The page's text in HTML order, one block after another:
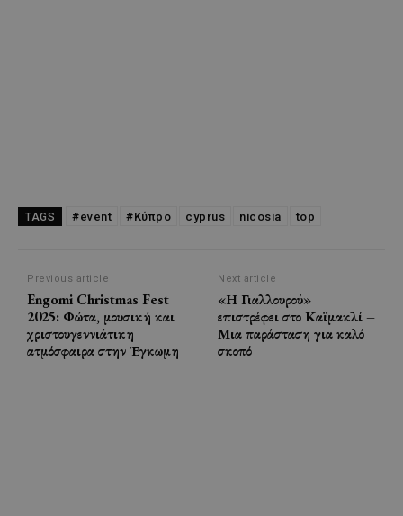
TAGS #event #Κύπρο cyprus nicosia top
Previous article
Engomi Christmas Fest
2025: Φώτα, μουσική και
χριστουγεννιάτικη
ατμόσφαιρα στην Έγκωμη
Next article
«Η Γιαλλουρού»
επιστρέφει στο Καϊμακλί –
Μια παράσταση για καλό
σκοπό